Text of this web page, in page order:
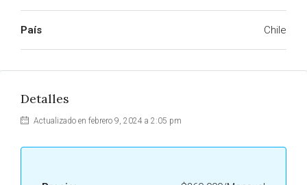
País Chile
Detalles
Actualizado en febrero 9, 2024 a 2:05 pm